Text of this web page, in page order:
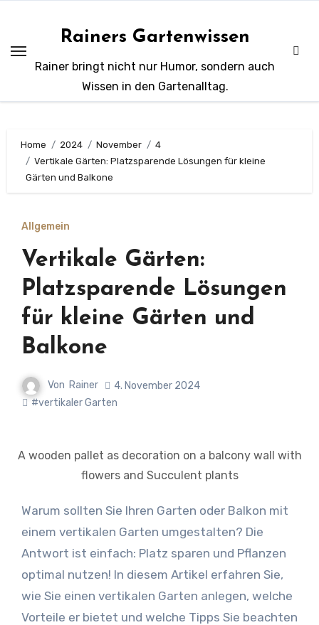
springen
Rainers Gartenwissen
Rainer bringt nicht nur Humor, sondern auch
Wissen in den Gartenalltag.
Home 2024 November
4
Vertikale Gärten: Platzsparende Lösungen für kleine
Gärten und Balkone
Allgemein
Vertikale Gärten:
Platzsparende Lösungen
für kleine Gärten und
Balkone
Von Rainer
4. November 2024
#vertikaler Garten
A wooden pallet as decoration on a balcony wall with
flowers and Succulent plants
Warum sollten Sie Ihren Garten oder Balkon mit
einem vertikalen Garten umgestalten? Die
Antwort ist einfach: Platz sparen und Pflanzen
optimal nutzen! In diesem Artikel erfahren Sie,
wie Sie einen vertikalen Garten anlegen, welche
Vorteile er bietet und welche Tipps Sie beachten